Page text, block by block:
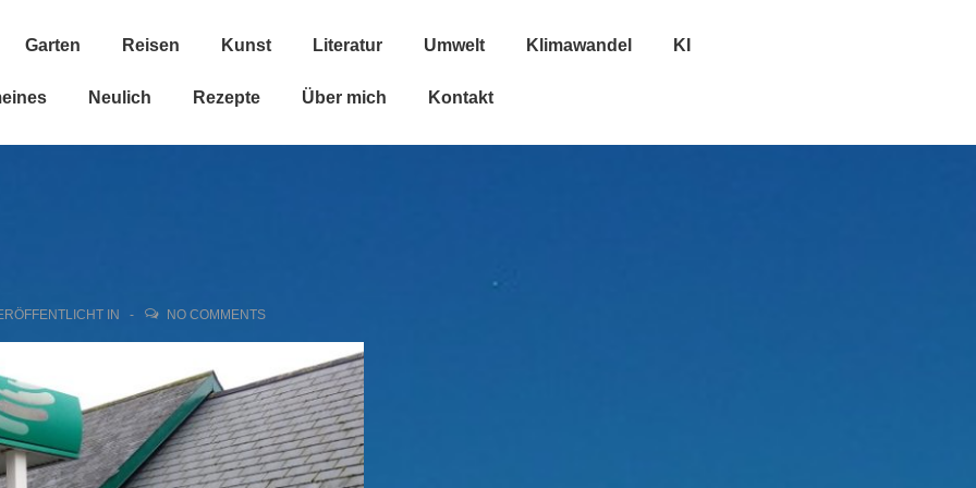
Garten Reisen Kunst Literatur Umwelt Klimawandel KI
Neulich Rezepte Über mich Kontakt
IN NO COMMENTS